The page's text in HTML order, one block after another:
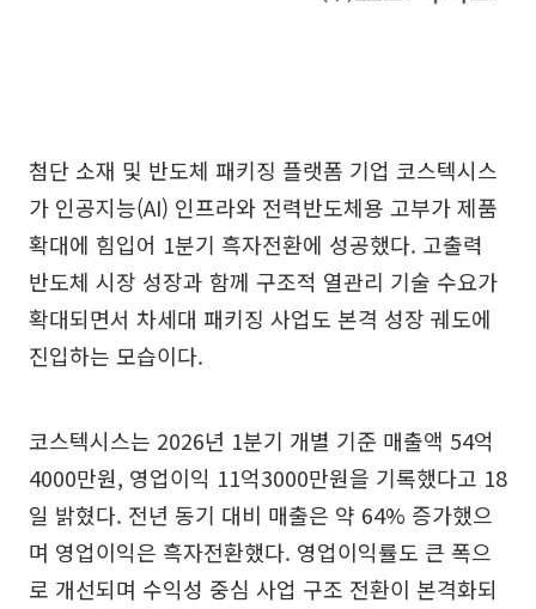
첨단 소재 및 반도체 패키징 플랫폼 기업 코스텍시스
가 인공지능(AI) 인프라와 전력반도체용 고부가 제품
확대에 힘입어 1분기 흑자전환에 성공했다. 고출력
반도체 시장 성장과 함께 구조적 열관리 기술 수요가
확대되면서 차세대 패키징 사업도 본격 성장 궤도에
진입하는 모습이다.
코스텍시스는 2026년 1분기 개별 기준 매출액 54억
4000만원, 영업이익 11억3000만원을 기록했다고 18
일 밝혔다. 전년 동기 대비 매출은 약 64% 증가했으
며 영업이익은 흑자전환했다. 영업이익률도 큰 폭으
로 개선되며 수익성 중심 사업 구조 전환이 본격화되